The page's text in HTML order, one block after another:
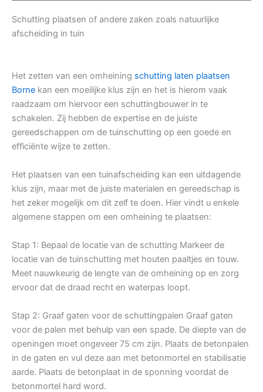
Schutting plaatsen of andere zaken zoals natuurlijke
afscheiding in tuin
Het zetten van een omheining schutting laten plaatsen
Borne kan een moeilijke klus zijn en het is hierom vaak
raadzaam om hiervoor een schuttingbouwer in te
schakelen. Zij hebben de expertise en de juiste
gereedschappen om de tuinschutting op een goede en
efficiënte wijze te zetten.
Het plaatsen van een tuinafscheiding kan een uitdagende
klus zijn, maar met de juiste materialen en gereedschap is
het zeker mogelijk om dit zelf te doen. Hier vindt u enkele
algemene stappen om een omheining te plaatsen:
Stap 1: Bepaal de locatie van de schutting Markeer de
locatie van de tuinschutting met houten paaltjes en touw.
Meet nauwkeurig de lengte van de omheining op en zorg
ervoor dat de draad recht en waterpas loopt.
Stap 2: Graaf gaten voor de schuttingpalen Graaf gaten
voor de palen met behulp van een spade. De diepte van de
openingen moet ongeveer 75 cm zijn. Plaats de betonpalen
in de gaten en vul deze aan met betonmortel en stabilisatie
aarde. Plaats de betonplaat in de sponning voordat de
betonmortel hard word.